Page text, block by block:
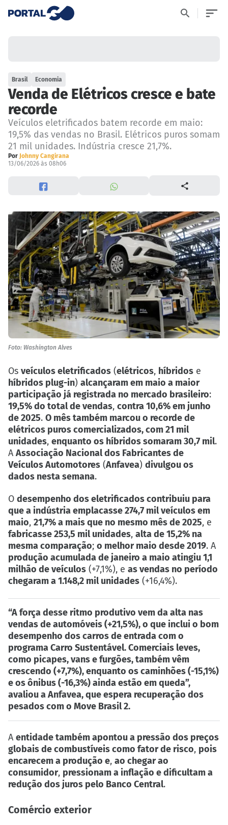
Brasil Economia
Venda de Elétricos cresce e bate
recorde
Veículos eletrificados batem recorde em maio:
19,5% das vendas no Brasil. Elétricos puros somam
21 mil unidades. Indústria cresce 21,7%.
Por Johnny Cangirana
13/06/2026 às 08h06
Foto: Washington Alves
Os veículos eletrificados (elétricos, híbridos e
híbridos plug-in) alcançaram em maio a maior
participação já registrada no mercado brasileiro:
19,5% do total de vendas, contra 10,6% em junho
de 2025. O mês também marcou o recorde de
elétricos puros comercializados, com 21 mil
unidades, enquanto os híbridos somaram 30,7 mil.
A Associação Nacional dos Fabricantes de
Veículos Automotores (Anfavea) divulgou os
dados nesta semana.
O desempenho dos eletrificados contribuiu para
que a indústria emplacasse 274,7 mil veículos em
maio, 21,7% a mais que no mesmo mês de 2025, e
fabricasse 253,5 mil unidades, alta de 15,2% na
mesma comparação; o melhor maio desde 2019. A
produção acumulada de janeiro a maio atingiu 1,1
milhão de veículos (+7,1%), e as vendas no período
chegaram a 1.148,2 mil unidades (+16,4%).
“A força desse ritmo produtivo vem da alta nas
vendas de automóveis (+21,5%), o que inclui o bom
desempenho dos carros de entrada com o
programa Carro Sustentável. Comerciais leves,
como picapes, vans e furgões, também vêm
crescendo (+7,7%), enquanto os caminhões (-15,1%)
e os ônibus (-16,3%) ainda estão em queda”,
avaliou a Anfavea, que espera recuperação dos
pesados com o Move Brasil 2.
A entidade também apontou a pressão dos preços
globais de combustíveis como fator de risco, pois
encarecem a produção e, ao chegar ao
consumidor, pressionam a inflação e dificultam a
redução dos juros pelo Banco Central.
Comércio exterior